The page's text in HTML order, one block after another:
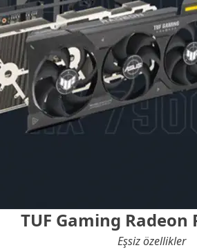
TUF Gaming Radeon
Eşsiz özellikler